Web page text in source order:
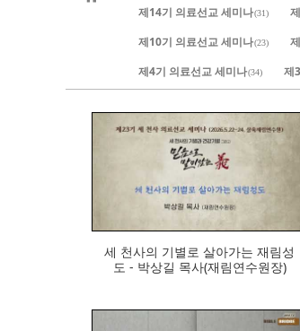
제14기 의료선교 세미나(31)
제10기 의료선교 세미나(23)
제4기 의료선교 세미나(34) 제
세 천사의 기별로 살아가는 재림성
도 - 박상길 목사(재림연수원장)